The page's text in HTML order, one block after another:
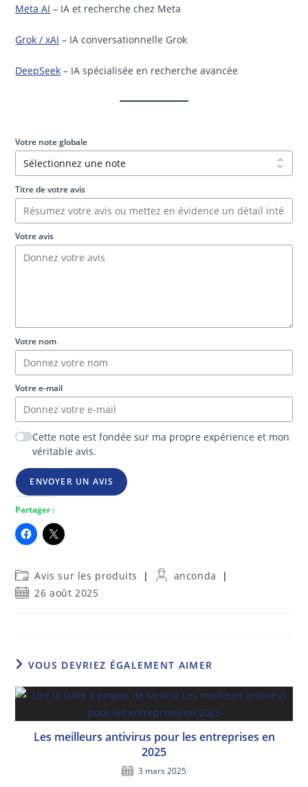
Meta AI – IA et recherche chez Meta
Grok / xAI – IA conversationnelle Grok
DeepSeek – IA spécialisée en recherche avancée
Votre note globale
Titre de votre avis
Votre avis
Votre nom
Votre e-mail
Cette note est fondée sur ma propre expérience et mon
véritable avis.
ENVOYER UN AVIS
Partager :
Post
category:
Avis sur les produits
Auteur/autrice
anconda
Publication
26 août 2025
VOUS DEVRIEZ ÉGALEMENT AIMER
Les meilleurs antivirus pour les entreprises en
2025
3 mars 2025